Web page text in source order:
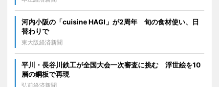
河内小阪の「cuisine HAGI」が2周年 旬の食材使い、日
替わりで
東大阪経済新聞
平川・長谷川鉄工が全国大会一次審査に挑む 浮世絵を10
層の鋼板で再現
弘前経済新聞